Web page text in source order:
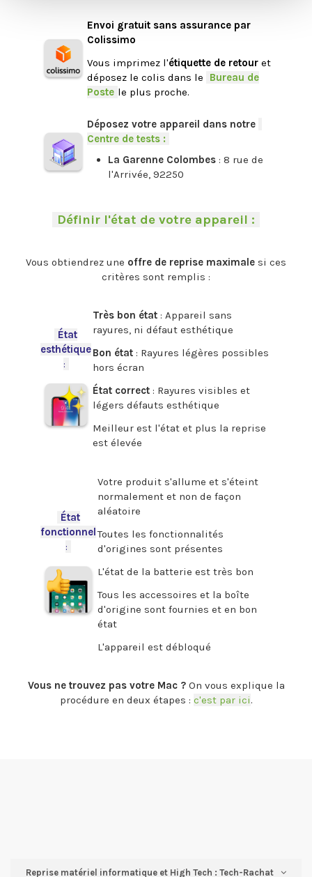
Envoi gratuit sans assurance par
Colissimo
Vous imprimez l'étiquette de retour et
déposez le colis dans le
Bureau de
Poste le plus proche.
Déposez votre appareil dans notre
Centre de tests :
La Garenne Colombes : 8 rue de
l'Arrivée, 92250
Définir l'état de votre appareil :
Vous obtiendrez une offre de reprise maximale si ces
critères sont remplis :
État
esthétique
:
Très bon état : Appareil sans
rayures, ni défaut esthétique
Bon état : Rayures légères possibles
hors écran
État correct : Rayures visibles et
légers défauts esthétique
Meilleur est l'état et plus la reprise
est élevée
État
fonctionnel
:
Votre produit s'allume et s'éteint
normalement et non de façon
aléatoire
Toutes les fonctionnalités
d'origines sont présentes
L'état de la batterie est très bon
Tous les accessoires et la boîte
d'origine sont fournies et en bon
état
L'appareil est débloqué
Vous ne trouvez pas votre Mac ?On vous explique la
procédure en deux étapes : c'est par ici.
Reprise matériel informatique et High Tech : Tech-Rachat